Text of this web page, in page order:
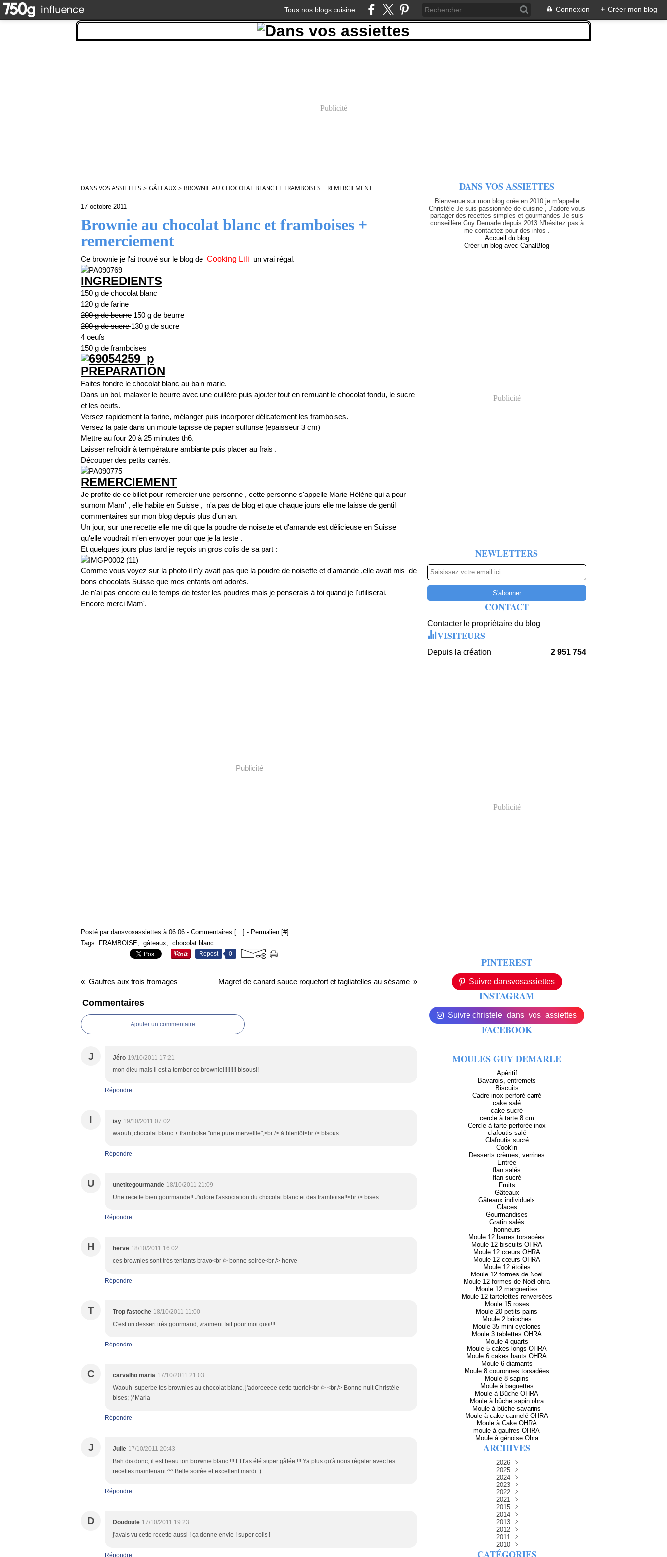
Tous nos blogs cuisine Connexion + Créer mon blog
Publicité
DANS VOS ASSIETTES > GÂTEAUX > BROWNIE AU CHOCOLAT BLANC ET FRAMBOISES + REMERCIEMENT
17 octobre 2011
Brownie au chocolat blanc et framboises +
remerciement
Ce brownie je l'ai trouvé sur le blog de Cooking Lili un vrai régal.
INGREDIENTS
150 g de chocolat blanc
120 g de farine
200 g de beurre 150 g de beurre
200 g de sucre130 g de sucre
4 oeufs
150 g de framboises
PREPARATION
Faites fondre le chocolat blanc au bain marie.
Dans un bol, malaxer le beurre avec une cuillère puis ajouter tout en remuant le chocolat fondu, le sucre
et les oeufs.
Versez rapidement la farine, mélanger puis incorporer délicatement les framboises.
Versez la pâte dans un moule tapissé de papier sulfurisé (épaisseur 3 cm)
Mettre au four 20 à 25 minutes th6.
Laisser refroidir à température ambiante puis placer au frais .
Découper des petits carrés.
REMERCIEMENT
Je profite de ce billet pour remercier une personne , cette personne s'appelle Marie Hèlène qui a pour
surnom Mam' , elle habite en Suisse , n'a pas de blog et que chaque jours elle me laisse de gentil
commentaires sur mon blog depuis plus d'un an.
Un jour, sur une recette elle me dit que la poudre de noisette et d'amande est délicieuse en Suisse
qu'elle voudrait m'en envoyer pour que je la teste .
Et quelques jours plus tard je reçois un gros colis de sa part :
Comme vous voyez sur la photo il n'y avait pas que la poudre de noisette et d'amande ,elle avait mis de
bons chocolats Suisse que mes enfants ont adorés.
Je n'ai pas encore eu le temps de tester les poudres mais je penserais à toi quand je l'utiliserai.
Encore merci Mam'.
Publicité
Posté par dansvosassiettes à 06:06 - Commentaires […] - Permalien [#]
Tags: FRAMBOISE, gâteaux, chocolat blanc
Repost 0
Gaufres aux trois fromages Magret de canard sauce roquefort et tagliatelles au sésame
Commentaires
Ajouter un commentaire
J Jéro 19/10/2011 17:21
mon dieu mais il est a tomber ce brownie!!!!!!!!! bisous!!
Répondre
I isy 19/10/2011 07:02
waouh, chocolat blanc + framboise "une pure merveille",<br /> à bientôt<br /> bisous
Répondre
U unetitegourmande 18/10/2011 21:09
Une recette bien gourmande!! J'adore l'association du chocolat blanc et des framboise!!<br /> bises
Répondre
H herve 18/10/2011 16:02
ces brownies sont trés tentants bravo<br /> bonne soirée<br /> herve
Répondre
T Trop fastoche 18/10/2011 11:00
C'est un dessert très gourmand, vraiment fait pour moi quoi!!!
Répondre
C carvalho maria 17/10/2011 21:03
Waouh, superbe tes brownies au chocolat blanc, j'adoreeeee cette tuerie!<br /> <br /> Bonne nuit Christèle,
bises;-)*Maria
Répondre
J Julie 17/10/2011 20:43
Bah dis donc, il est beau ton brownie blanc !!! Et t'as été super gâtée !!! Ya plus qu'à nous régaler avec les
recettes maintenant ^^ Belle soirée et excellent mardi :)
Répondre
D Doudoute 17/10/2011 19:23
j'avais vu cette recette aussi ! ça donne envie ! super colis !
Répondre
DANS VOS ASSIETTES
Bienvenue sur mon blog crée en 2010 je m'appelle
Christèle Je suis passionnée de cuisine , J'adore vous
partager des recettes simples et gourmandes Je suis
conseillère Guy Demarle depuis 2013 N'hésitez pas à
me contactez pour des infos .
Accueil du blog
Créer un blog avec CanalBlog
Publicité
NEWLETTERS
CONTACT
Contacter le propriétaire du blog
VISITEURS
Depuis la création 2 951 754
Publicité
PINTEREST
Suivre dansvosassiettes
INSTAGRAM
Suivre christele_dans_vos_assiettes
FACEBOOK
MOULES GUY DEMARLE
Apèritif
Bavarois, entremets
Biscuits
Cadre inox perforé carré
cake salé
cake sucré
cercle à tarte 8 cm
Cercle à tarte perforée inox
clafoutis salé
Clafoutis sucré
Cook'in
Desserts crèmes, verrines
Entrée
flan salés
flan sucré
Fruits
Gâteaux
Gâteaux individuels
Glaces
Gourmandises
Gratin salés
honneurs
Moule 12 barres torsadées
Moule 12 biscuits OHRA
Moule 12 cœurs OHRA
Moule 12 cœurs OHRA
Moule 12 étoiles
Moule 12 formes de Noel
Moule 12 formes de Noël ohra
Moule 12 marguerites
Moule 12 tartelettes renversées
Moule 15 roses
Moule 20 petits pains
Moule 2 brioches
Moule 35 mini cyclones
Moule 3 tablettes OHRA
Moule 4 quarts
Moule 5 cakes longs OHRA
Moule 6 cakes hauts OHRA
Moule 6 diamants
Moule 8 couronnes torsadées
Moule 8 sapins
Moule à baguettes
Moule à Bûche OHRA
Moule à bûche sapin ohra
Moule à bûche savarins
Moule à cake cannelé OHRA
Moule à Cake OHRA
moule à gaufres OHRA
Moule à génoise Ohra
ARCHIVES
2026
Avril
(2)
Mars
(3)
Février(8)
Janvier(5)
2025
Décembre
Novembre
Octobre
Septembre
Août
(4)
Juillet(7)
Juin
(4)
Mai
(7)
Avril
(10)
Mars
(6)
Février(8)
2024
Décembre
Novembre
Octobre(13)
Septembre
Août
(9)
Juillet
(11)
Juin
(8)
Mai
(9)
Avril
(12)
Mars(12)
2023
Décembre
Novembre
Octobre(15)
Septembre
Août
(15)
Juillet
(15)
Juin
(15)
Mai (15)
Avril(15)
2022
Décembre
Novembre
Octobre(15)
Septembre
Août
(9)
Juillet
(12)
Juin
(7)
Mai(9)
2021
Décembre
Novembre
Octobre(14)
Septembre
Août
(8)
Juillet
(16)
Juin(11)
2015
Décembre
Juin
(1)
Mai
(1)
Mars
(2)
Février(7)
Janvier(4)
2014
Décembre
Novembre
Octobre(13)
Septembre
Août(1)
2013
Décembre
Novembre
Octobre(12)
Septembre(21)
2012
Décembre
Novembre
Octobre(30)
2011
Décembre
Novembre(30)
2010
Décembre(27)
CATÉGORIES